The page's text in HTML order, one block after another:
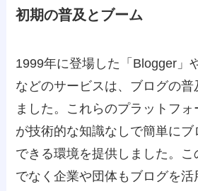
初期の普及とブーム
1999年に登場した「Blogger」
などのサービスは、ブログの普
ました。これらのプラットフ
が技術的な知識なしで簡単に
できる環境を提供しました。
でなく企業や団体もブログを活